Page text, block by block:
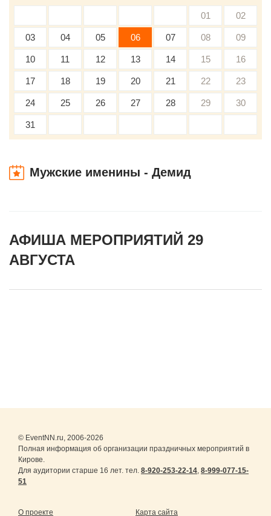
01 02
03 04 05 06 07 08 09
10 11 12 13 14 15 16
17 18 19 20 21 22 23
24 25 26 27 28 29 30
31
Мужские именины - Демид
АФИША МЕРОПРИЯТИЙ 29
АВГУСТА
© EventNN.ru, 2006-2026
Полная информация об организации праздничных мероприятий в
Кирове.
Для аудитории старше 16 лет. тел. 8-920-253-22-14, 8-999-077-15-
51
О проекте Карта сайта